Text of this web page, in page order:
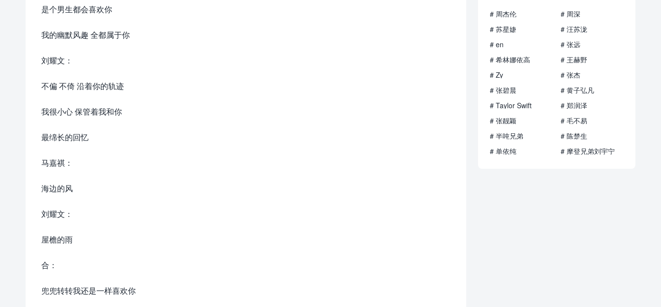
是个男生都会喜欢你
我的幽默风趣 全都属于你
刘耀文：
不偏 不倚 沿着你的轨迹
我很小心 保管着我和你
最绵长的回忆
马嘉祺：
海边的风
刘耀文：
屋檐的雨
合：
兜兜转转我还是一样喜欢你
# 周杰伦
# 周深
# 苏星婕
# 汪苏泷
# en
# 张远
# 希林娜依高
# 王赫野
# Zy
# 张杰
# 张碧晨
# 黄子弘凡
# Taylor Swift
# 郑润泽
# 张靓颖
# 毛不易
# 半吨兄弟
# 陈楚生
# 单依纯
# 摩登兄弟刘宇宁